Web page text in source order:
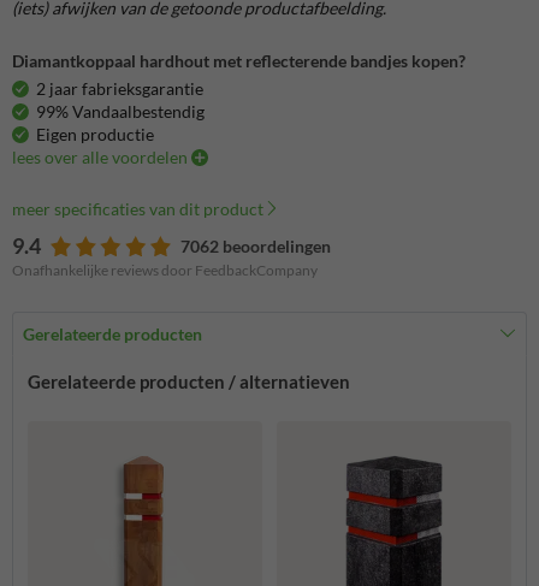
(iets) afwijken van de getoonde productafbeelding.
Diamantkoppaal hardhout met reflecterende bandjes kopen?
2 jaar fabrieksgarantie
99% Vandaalbestendig
Eigen productie
lees over alle voordelen
meer specificaties van dit product
9.4 7062 beoordelingen
Onafhankelijke reviews door FeedbackCompany
Gerelateerde producten
Gerelateerde producten / alternatieven